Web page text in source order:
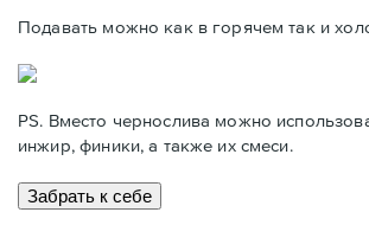
Подавать можно как в горячем так и
PS. Вместо чернослива можно
инжир, финики, а также их смеси.